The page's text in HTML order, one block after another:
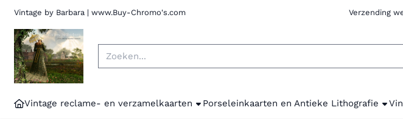
Vintage by Barbara | www.Buy-Chromo's.com Verzending
Zoeken
Vintage reclame- en verzamelkaarten Porseleinkaarten en Antieke Lithografie